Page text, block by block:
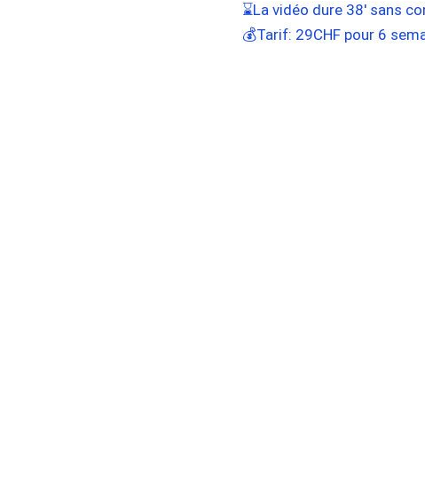
⌛La vidéo dure 38′ sans
💰Tarif: 29CHF pour 6